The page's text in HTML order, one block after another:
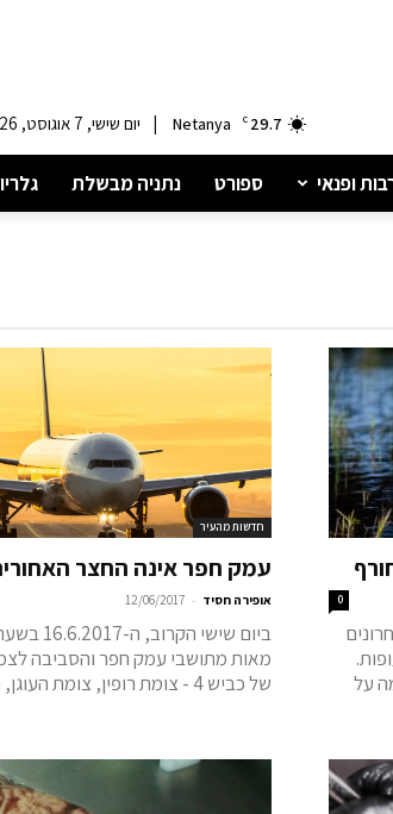
29.7
C
Netanya
| יום שישי, 7 אוגוסט, 2026
ופנאי ספורט נתניה מבשלת
0
ועופות.
על
חדשות מהעיר
עמק חפר אינה החצר
אופירה חסיד -
12/06/2017
מאות מתושבי עמק חפר והסביבה
של כביש 4 - צומת רופין, צומת העוגן, ושני צמתים...